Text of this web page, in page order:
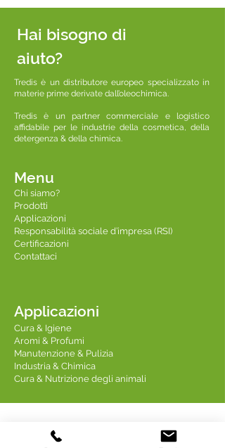
Hai bisogno di
aiuto?
Tredis è un distributore europeo specializzato in
materie prime derivate dall’oleochimica.
Tredis è un partner commerciale e logistico
affidabile per le industrie della cosmetica, della
detergenza & della chimica.
Chi siamo?
Prodotti
Applicazioni
Responsabilità sociale d’impresa (RSI)
Certificazioni
Contattaci
Menu
Applicazioni
Cura & Igiene
Aromi & Profumi
Manutenzione & Pulizia
Industria & Chimica
Cura & Nutrizione degli animali